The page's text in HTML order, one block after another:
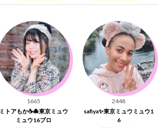
1665
ミトアもか☕️🐙東京ミュウ
ミュウ16ブロ
2448
safiya✨東京ミュウミュウ1
6